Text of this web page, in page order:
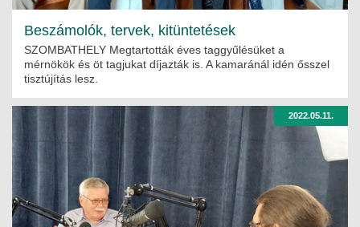
Beszámolók, tervek, kitüntetések
SZOMBATHELY Megtartották éves taggyűlésüket a
mérnökök és öt tagjukat díjazták is. A kamaránál idén ősszel
tisztújítás lesz.
2022.05.11.